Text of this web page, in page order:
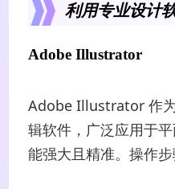
利用专业设计
Adobe Illustrator
Adobe Illustrator 作
辑软件，广泛应用于
能强大且精准。操作步